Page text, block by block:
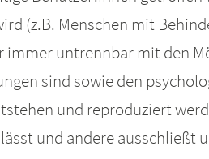
(z.B. Menschen mit
immer untrennbar mit den
sind sowie den
und reproduziert
und andere ausschließt